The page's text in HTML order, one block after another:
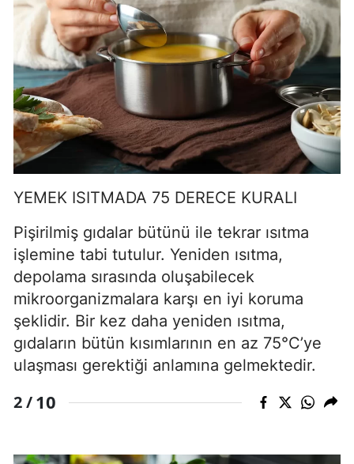
YEMEK ISITMADA 75 DERECE KURALI
Pişirilmiş gıdalar bütünü ile tekrar ısıtma
işlemine tabi tutulur. Yeniden ısıtma,
depolama sırasında oluşabilecek
mikroorganizmalara karşı en iyi koruma
şeklidir. Bir kez daha yeniden ısıtma,
gıdaların bütün kısımlarının en az 75°C’ye
ulaşması gerektiği anlamına gelmektedir.
2 /10